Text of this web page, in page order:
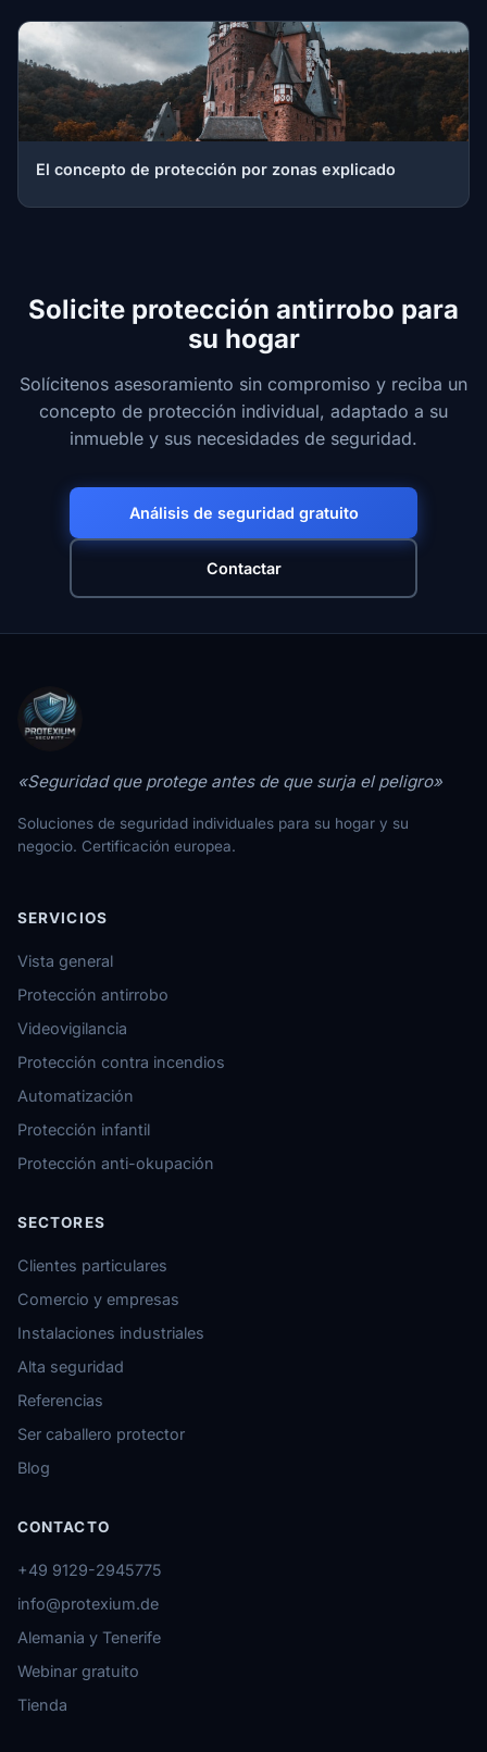
El concepto de protección por zonas explicado
Solicite protección antirrobo para
su hogar
Solícitenos asesoramiento sin compromiso y reciba un
concepto de protección individual, adaptado a su
inmueble y sus necesidades de seguridad.
Análisis de seguridad gratuito
Contactar
«Seguridad que protege antes de que surja el peligro»
Soluciones de seguridad individuales para su hogar y su
negocio. Certificación europea.
SERVICIOS
Vista general
Protección antirrobo
Videovigilancia
Protección contra incendios
Automatización
Protección infantil
Protección anti-okupación
SECTORES
Clientes particulares
Comercio y empresas
Instalaciones industriales
Alta seguridad
Referencias
Ser caballero protector
Blog
CONTACTO
+49 9129-2945775
info@protexium.de
Alemania y Tenerife
Webinar gratuito
Tienda